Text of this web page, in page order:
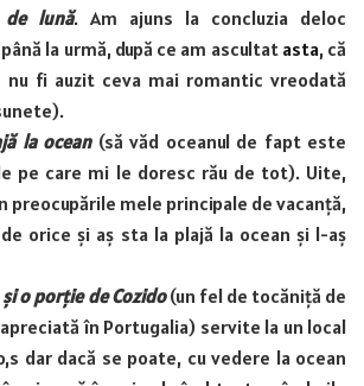
de lună. Am ajuns la concluzia deloc
la urmă, după ce am ascultat asta, că
nu fi auzit ceva mai romantic vreodată
la ocean(să văd oceanul de fapt este
pe care mi le doresc rău de tot). Uite,
preocupările mele principale de vacanță,
orice și aș sta la plajă la ocean și l-aș
o porție de Cozido(un fel de tocăniță de
în Portugalia) servite la un local
dar dacă se poate, cu vedere la ocean